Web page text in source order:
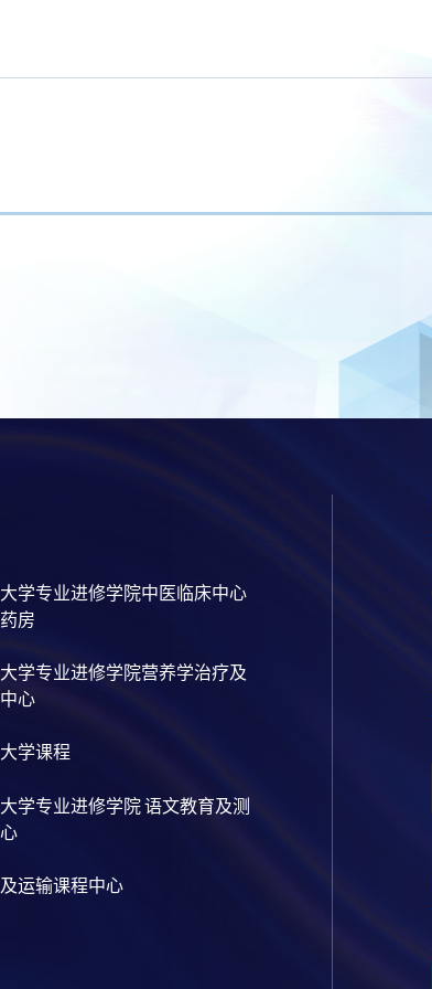
学专业进修学院中医临床中心
房
学专业进修学院营养学治疗及
心
学课程
学专业进修学院 语文教育及测
运输课程中心